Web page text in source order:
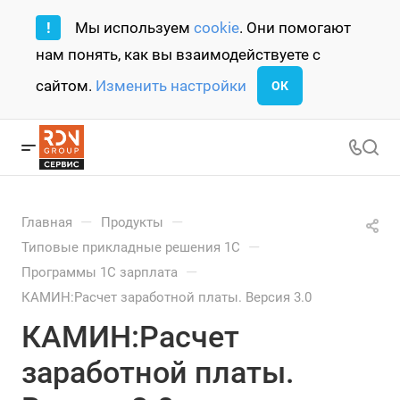
! Мы используем cookie. Они помогают
нам понять, как вы взаимодействуете с
сайтом. Изменить настройки ОК
Главная — Продукты —
Типовые прикладные решения 1С —
Программы 1С зарплата —
КАМИН:Расчет заработной платы. Версия 3.0
КАМИН:Расчет
заработной платы.